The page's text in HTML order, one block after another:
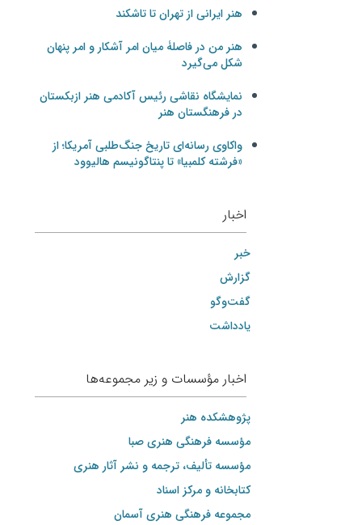
هنر ایرانی از تهران تا تاشکند
هنر من در فاصلۀ میان امر آشکار و امر پنهان
شکل می‌گیرد
نمایشگاه نقاشی رئیس آکادمی هنر ازبکستان
در فرهنگستان هنر
واکاوی رسانه‌ای تاریخ جنگ‌طلبی آمریکا؛ از
«فرشته کلمبیا» تا پنتاگونیسم هالیوود
اخبار
خبر
گزارش
گفت‌وگو
یادداشت
اخبار مؤسسات و زیر مجموعه‌ها
پژوهشکده هنر
مؤسسه فرهنگی هنری صبا
مؤسسه تألیف، ترجمه و نشر آثار هنری
کتابخانه و مرکز اسناد
مجموعه فرهنگی هنری آسمان